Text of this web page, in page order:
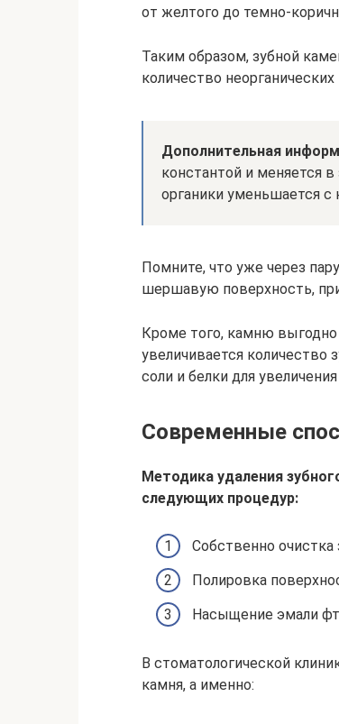
от желтого до темно-
Таким образом, зубной
количество
Дополнительная
константой и меняется
органики уменьшается
Помните, что уже через
шершавую поверхность,
Кроме того, камню выгодно
увеличивается
соли и белки для
Современные
Методика удаления
следующих процедур:
Собственно очистка
Полировка
Насыщение эмали
В стоматологической
камня, а именно: